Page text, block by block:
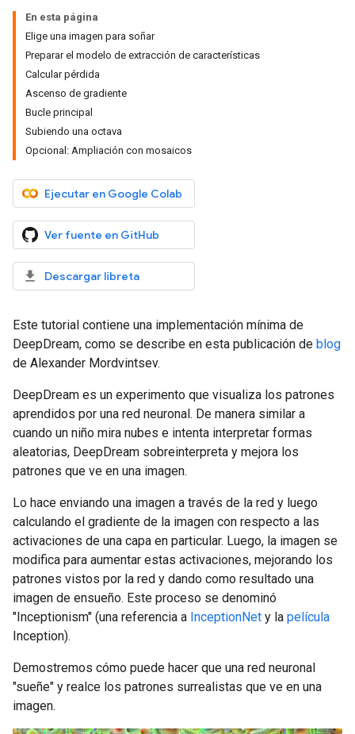
En esta página
Elige una imagen para soñar
Preparar el modelo de extracción de características
Calcular pérdida
Ascenso de gradiente
Bucle principal
Subiendo una octava
Opcional: Ampliación con mosaicos
Ejecutar en Google Colab
Ver fuente en GitHub
Descargar libreta
Este tutorial contiene una implementación mínima de
DeepDream, como se describe en esta publicación de blog
de Alexander Mordvintsev.
DeepDream es un experimento que visualiza los patrones
aprendidos por una red neuronal. De manera similar a
cuando un niño mira nubes e intenta interpretar formas
aleatorias, DeepDream sobreinterpreta y mejora los
patrones que ve en una imagen.
Lo hace enviando una imagen a través de la red y luego
calculando el gradiente de la imagen con respecto a las
activaciones de una capa en particular. Luego, la imagen se
modifica para aumentar estas activaciones, mejorando los
patrones vistos por la red y dando como resultado una
imagen de ensueño. Este proceso se denominó
"Inceptionism" (una referencia a InceptionNet y la película
Inception).
Demostremos cómo puede hacer que una red neuronal
"sueñe" y realce los patrones surrealistas que ve en una
imagen.